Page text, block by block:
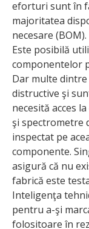
eforturi sunt în
majoritatea
necesare (BOM).
Este posibilă
componentelor
Dar multe
distructive şi
necesită acces
şi spectrometre
inspectat pe
componente.
asigură că nu
fabrică este
Inteligenţa
pentru a-şi
folositoare în